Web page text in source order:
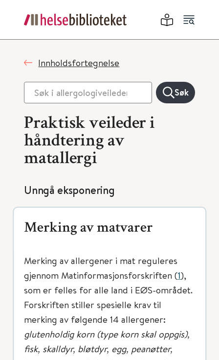
Innholdsfortegnelse
Søk
Praktisk veileder i
håndtering av
matallergi
Unngå eksponering
Merking av matvarer
Merking av allergener i mat reguleres
gjennom Matinformasjonsforskriften (1),
som er felles for alle land i EØS-området.
Forskriften stiller spesielle krav til
merking av følgende 14 allergener:
glutenholdig korn (type korn skal oppgis),
fisk, skalldyr, bløtdyr, egg, peanøtter,